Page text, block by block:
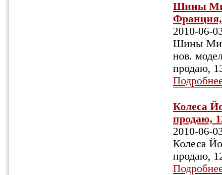
Шины
Франция,
2010-06-
Шины
нов.
продаю,
Колеса
продаю,
2010-06-
Колеса
продаю,